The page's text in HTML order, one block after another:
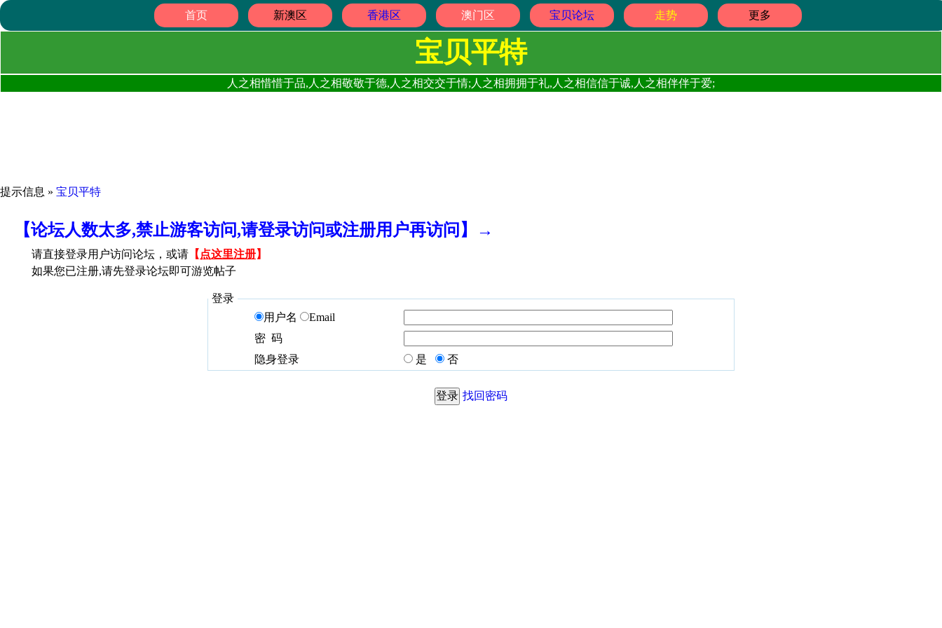
首页 新澳区 香港区 澳门区 宝贝论坛 走势 更多
宝贝平特
人之相惜惜于品,人之相敬敬于德,人之相交交于情;人之相拥拥于礼,人之相信信于诚,人之相伴伴于爱;
提示信息 » 宝贝平特
【论坛人数太多,禁止游客访问,请登录访问或注册用户再访问】→
请直接登录用户访问论坛，或请 【 点这里注册】
如果您已注册,请先登录论坛即可游览帖子
登录
用户名
Email
密 码
隐身登录
是 否
找回密码